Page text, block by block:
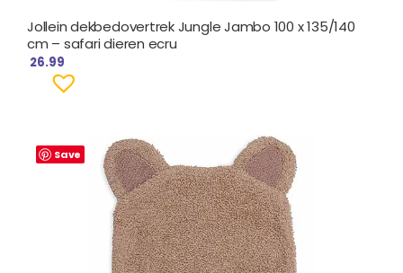
Jollein dekbedovertrek Jungle Jambo 100 x 135/140
cm – safari dieren ecru
26.99
Save